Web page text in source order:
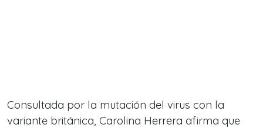
Consultada por la mutación del virus con la
variante británica, Carolina Herrera afirma que